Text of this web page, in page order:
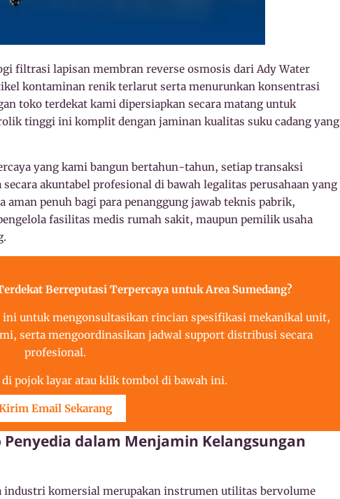
filtrasi lapisan membran reverse osmosis dari Ady Water
kontaminan renik terlarut serta menurunkan konsentrasi
toko terdekat kami dipersiapkan secara matang untuk
tinggi ini komplit dengan jaminan kualitas suku cadang yang
yang kami bangun bertahun-tahun, setiap transaksi
akuntabel profesional di bawah legalitas perusahaan yang
penuh bagi para penanggung jawab teknis pabrik,
fasilitas medis rumah sakit, maupun pemilik usaha
Berreputasi Terpercaya untuk Area Sumedang?
untuk mengonsultasikan rincian spesifikasi mekanikal unit,
serta mengoordinasikan jadwal support distribusi secara
profesional.
pojok layar atau klik tombol di bawah ini.
Email Sekarang
Penyedia dalam Menjamin Kelangsungan
industri komersial merupakan instrumen utilitas bervolume